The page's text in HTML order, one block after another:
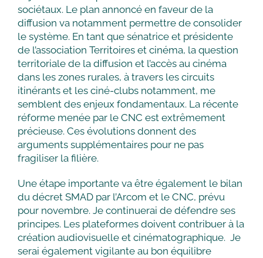
sociétaux. Le plan annoncé en faveur de la
diffusion va notamment permettre de consolider
le système. En tant que sénatrice et présidente
de l’association Territoires et cinéma, la question
territoriale de la diffusion et l’accès au cinéma
dans les zones rurales, à travers les circuits
itinérants et les ciné-clubs notamment, me
semblent des enjeux fondamentaux. La récente
réforme menée par le CNC est extrêmement
précieuse. Ces évolutions donnent des
arguments supplémentaires pour ne pas
fragiliser la filière.
Une étape importante va être également le bilan
du décret SMAD par l’Arcom et le CNC, prévu
pour novembre. Je continuerai de défendre ses
principes. Les plateformes doivent contribuer à la
création audiovisuelle et cinématographique. Je
serai également vigilante au bon équilibre